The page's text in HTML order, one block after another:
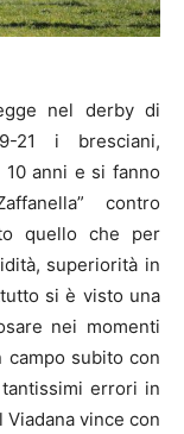
nel derby di
21 i bresciani,
10 anni e si fanno
contro
quello che per
superiorità in
si è visto una
nei momenti
campo subito con
errori in
vince con